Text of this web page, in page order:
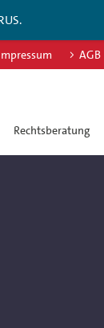
AGB
Rechtsberatung